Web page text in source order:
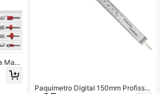
Mad
Paquímetro Digital 150mm Profissio